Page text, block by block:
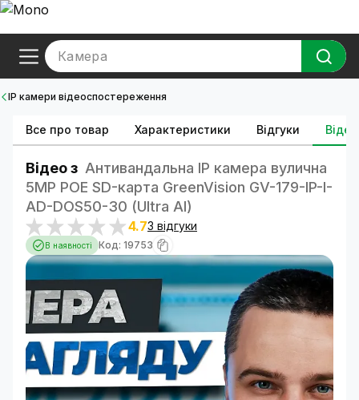
Камера
IP камери відеоспостереження
Все про товар Характеристики Відгуки Відео
Відео з Антивандальна IP камера вулична
5MP POE SD-карта GreenVision GV-179-IP-I-
AD-DOS50-30 (Ultra AI)
4.73 відгуки
В наявності Код: 19753